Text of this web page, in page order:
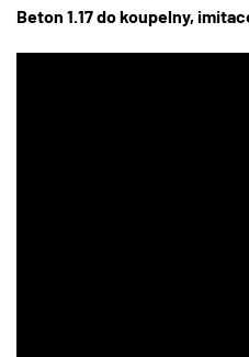
Beton 1.17 do koupelny,